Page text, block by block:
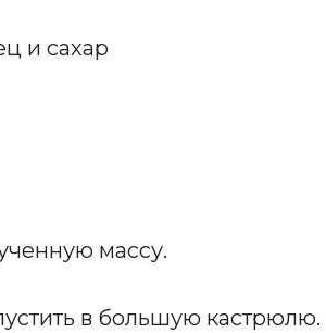
и сахар
массу.
в большую кастрюлю.